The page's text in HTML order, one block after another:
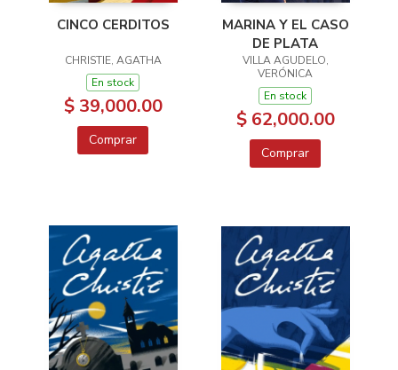
CINCO CERDITOS
CHRISTIE, AGATHA
En stock
$ 39,000.00
Comprar
MARINA Y EL CASO
DE PLATA
VILLA AGUDELO,
VERÓNICA
En stock
$ 62,000.00
Comprar